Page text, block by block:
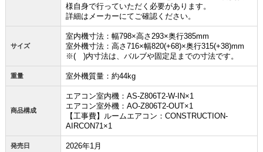
お買い物を続ける カートへ進む
様自身で行っていただく必要があります。
詳細はメーカーにてご確認ください。
サイズ
室内機寸法：幅798×高さ293×奥行385mm
室外機寸法：高さ716×幅820(+68)×奥行315(+38)mm
※( )内寸法は、バルブや固定足までの寸法です。
重量 室外機質量：約44kg
商品構成
エアコン室内機：AS-Z806T2-W-IN×1
エアコン室外機：AO-Z806T2-OUT×1
【工事費】ルームエアコン：CONSTRUCTION-
AIRCON71×1
発売日 2026年1月